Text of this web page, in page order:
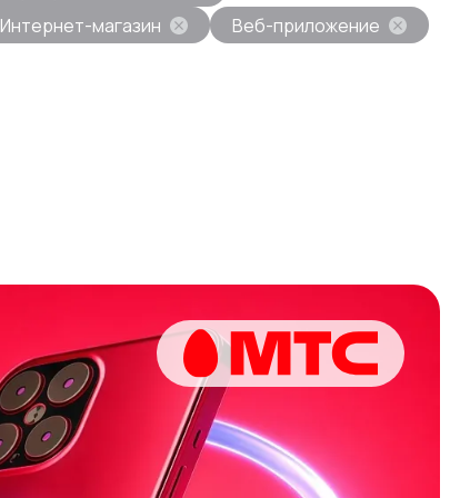
Интернет-магазин
Веб-приложение